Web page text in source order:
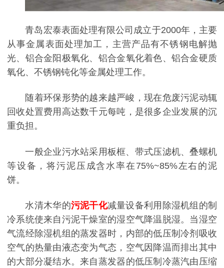
青岛宏泰表面处理有限公司成立于2000年，主要
从事金属表面处理加工，主营产品有不锈钢电解抛
光、铝合金阳极氧化、铝合金氧化着色、铝合金硬质
氧化、不锈钢钝化等金属处理工作。
随着环保形势的越来越严峻，现在危废污泥动辄
回收处置费用高达数千元每吨，是很多企业发展的沉
重负担。
一般企业污水站采用板框、带式压滤机、叠螺机
等设备，将污泥压成含水率在75%~85%左右的泥
饼。
水清木华的污泥干化减量设备利用除湿机组的制
冷系统使来自污泥干燥室的湿空气降温脱湿。当湿空
气流经除湿机组的蒸发器时，内部的低压制冷剂吸收
空气的热量由液态变为气态，空气因降温而排出其中
的大部分凝结水。来自蒸发器的低压制冷蒸汽由压缩